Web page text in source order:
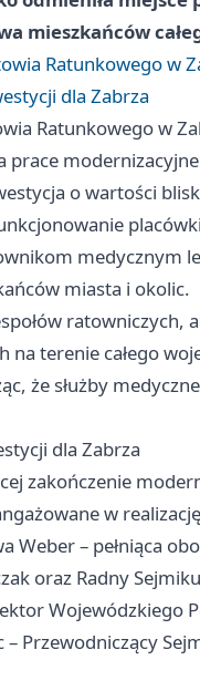
mieszkańców
Ratunkowego w
dla Zabrza
Ratunkowego w
prace
o wartości
medycznym
miasta i okolic.
ratowniczych,
terenie całego
że służby
dla Zabrza
zakończenie
w
Weber – pełniąca
oraz Radny
Wojewódzkiego
Przewodniczący